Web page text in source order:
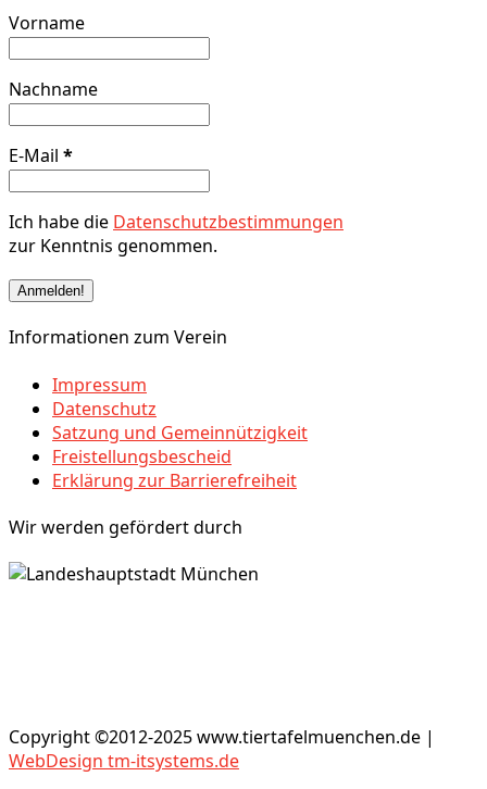
Vorname
Nachname
E-Mail *
Ich habe die Datenschutzbestimmungen
zur Kenntnis genommen.
Informationen zum Verein
Impressum
Datenschutz
Satzung und Gemeinnützigkeit
Freistellungsbescheid
Erklärung zur Barrierefreiheit
Wir werden gefördert durch
Copyright ©2012-2025 www.tiertafelmuenchen.de |
WebDesign tm-itsystems.de